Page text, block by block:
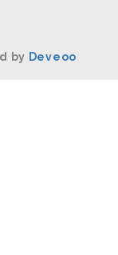
by Deveoo